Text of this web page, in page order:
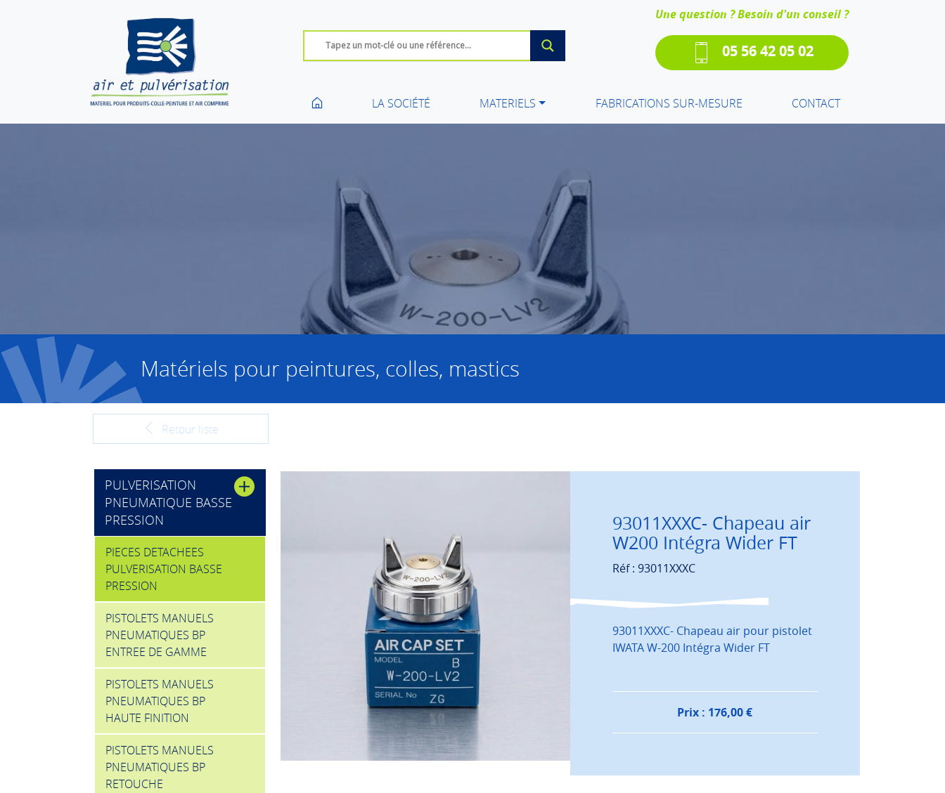
Une question ? Besoin d'un conseil ?
05 56 42 05 02
LA SOCIÉTÉ MATERIELS FABRICATIONS SUR-MESURE CONTACT
Matériels pour peintures, colles, mastics
Retour liste
PULVERISATION
PNEUMATIQUE BASSE
PRESSION
PIECES DETACHEES
PULVERISATION BASSE
PRESSION
PISTOLETS MANUELS
PNEUMATIQUES BP
ENTREE DE GAMME
PISTOLETS MANUELS
PNEUMATIQUES BP
HAUTE FINITION
PISTOLETS MANUELS
PNEUMATIQUES BP
RETOUCHE
93011XXXC- Chapeau air
W200 Intégra Wider FT
Réf : 93011XXXC
93011XXXC- Chapeau air pour pistolet
IWATA W-200 Intégra Wider FT
Prix : 176,00€